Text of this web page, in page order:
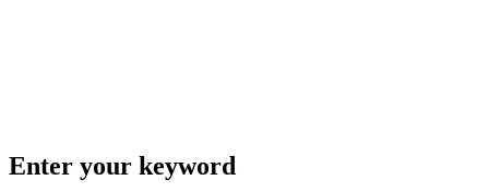
Enter your keyword